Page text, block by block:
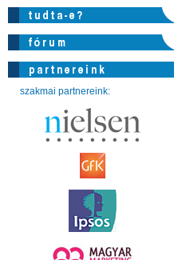
szakmai partnereink: